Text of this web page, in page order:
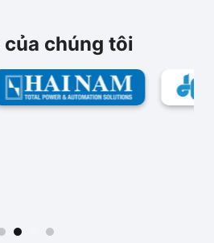
chúng tôi